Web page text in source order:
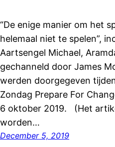
“De enige manier om het
helemaal niet te spelen”,
Aartsengel Michael,
gechanneld door James
werden doorgegeven
Zondag Prepare For
6 oktober 2019. (Het
worden…
December 5, 2019